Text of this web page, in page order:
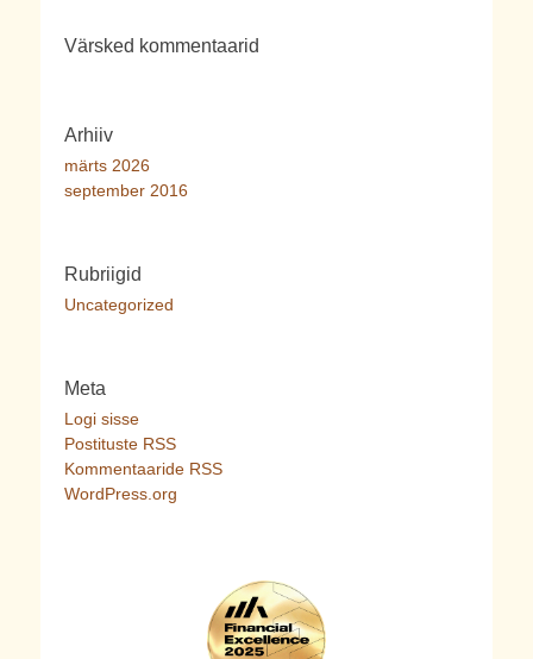
Värsked kommentaarid
Arhiiv
märts 2026
september 2016
Rubriigid
Uncategorized
Meta
Logi sisse
Postituste RSS
Kommentaaride RSS
WordPress.org